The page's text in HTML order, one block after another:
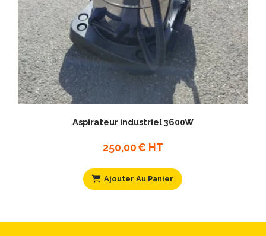
Aspirateur industriel 3600W
250,00€ HT
Ajouter Au Panier